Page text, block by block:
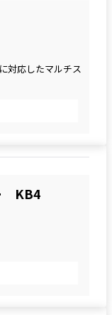
対応したマルチス
KB4